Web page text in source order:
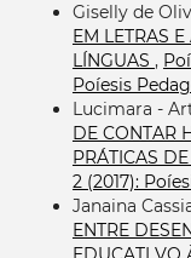
Giselly de
EM LETRAS
LÍNGUAS ,
Poíesis
Lucimara -
DE CONTAR
PRÁTICAS
2 (2017):
Janaina
ENTRE